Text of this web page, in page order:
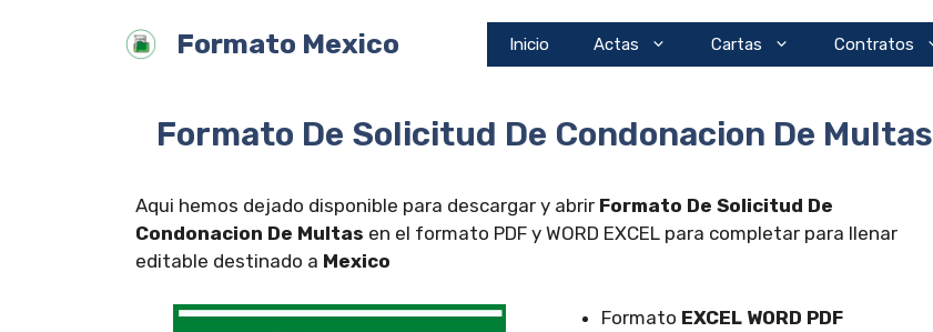
Formato Mexico Inicio Actas Cartas Contratos
Formato De Solicitud De Condonacion De Multas
Aqui hemos dejado disponible para descargar y abrir Formato De Solicitud De
Condonacion De Multas en el formato PDF y WORD EXCEL para completar para llenar
editable destinado a Mexico
Formato EXCEL WORD PDF